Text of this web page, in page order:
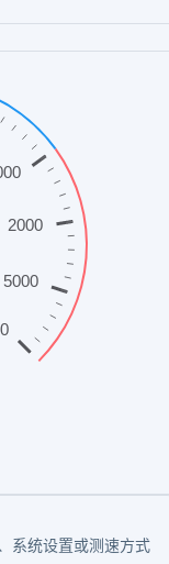
系统设置或测速方式